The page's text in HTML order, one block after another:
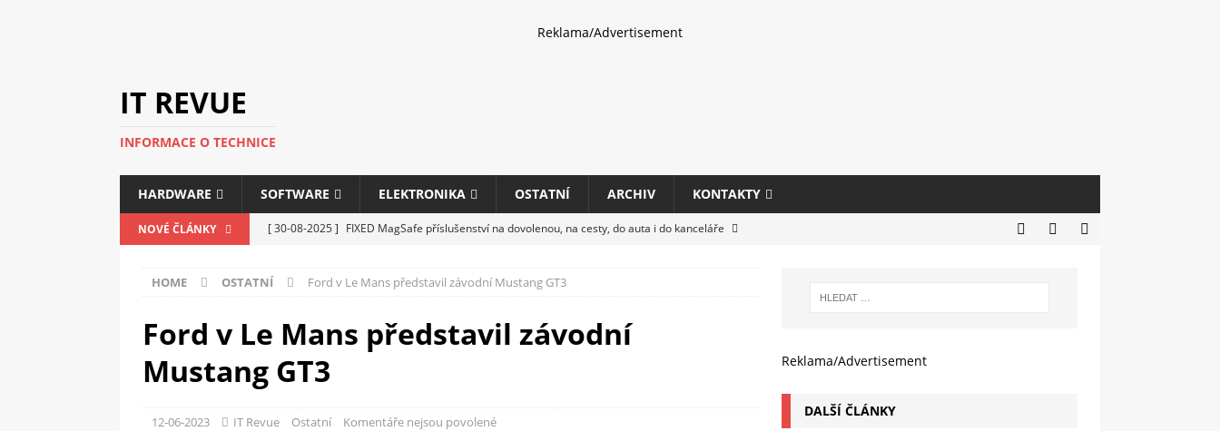
Reklama/Advertisement
IT REVUE
INFORMACE O TECHNICE
HARDWARE SOFTWARE ELEKTRONIKA OSTATNÍ ARCHIV KONTAKTY
NOVÉ ČLÁNKY [ 30-08-2025 ] FIXED MagSafe příslušenství na dovolenou, na cesty, do auta i do kanceláře
[ 14-05-2025 ] Genius na veletrhu COMPUTEX 2025 představí nové příslušenství pro hráče,
kanceláře i domácnosti
HARDWARE
Nová řada multifunkčních kancelářských tiskáren Canon imageFORCE s modely
C5100 a 6100
HOME OSTATNÍ Ford v Le Mans představil závodní Mustang GT3
Ford v Le Mans představil závodní
Mustang GT3
12-06-2023 IT Revue Ostatní Komentáře nejsou povolené
Reklama/Advertisement
DALŠÍ ČLÁNKY